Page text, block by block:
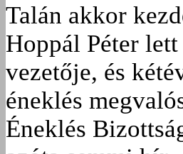
Talán akkor
Hoppál Péter
vezetője, és
éneklés
Éneklés